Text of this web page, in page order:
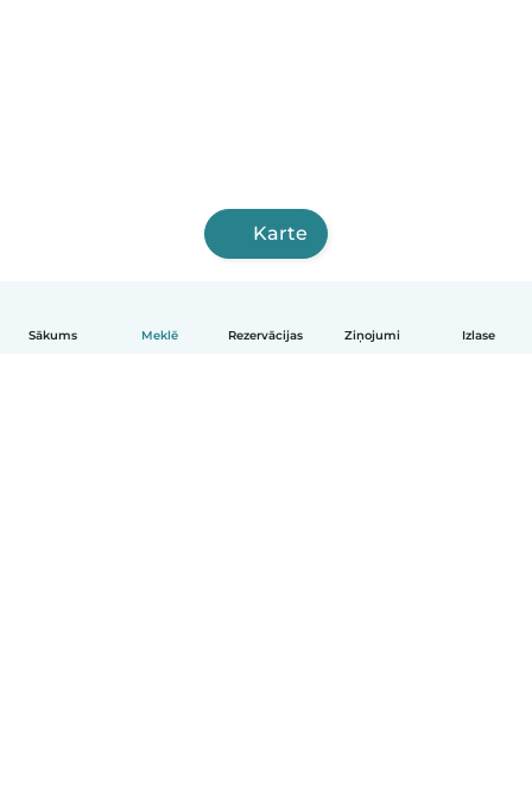
Sākums Meklē Rezervācijas Ziņojumi Izlase
Karte